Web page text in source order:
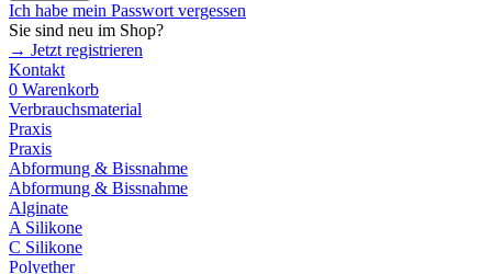
Ich habe mein Passwort vergessen
Sie sind neu im Shop?
→ Jetzt registrieren
Kontakt
0 Warenkorb
Verbrauchsmaterial
Praxis
Praxis
Abformung & Bissnahme
Abformung & Bissnahme
Alginate
A Silikone
C Silikone
Polyether